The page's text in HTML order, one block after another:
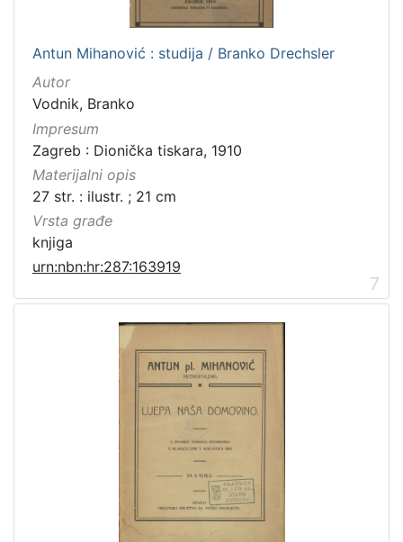
Antun Mihanović : studija / Branko Drechsler
Autor
Vodnik, Branko
Impresum
Zagreb : Dionička tiskara, 1910
Materijalni opis
27 str. : ilustr. ; 21 cm
Vrsta građe
knjiga
urn:nbn:hr:287:163919
7